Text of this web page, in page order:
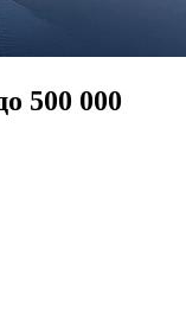
500 000